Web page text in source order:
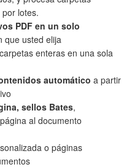
lotes.
PDF en un solo
que usted elija
enteras en una sola
automático a partir
sellos Bates,
al documento
o páginas